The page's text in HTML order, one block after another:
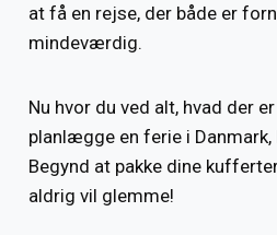
at få en rejse, der både er
mindeværdig.
Nu hvor du ved alt, hvad der
planlægge en ferie i Danmark,
Begynd at pakke dine
aldrig vil glemme!